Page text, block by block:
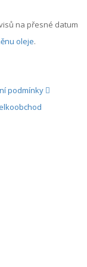
na přesné datum
oleje.
podmínky